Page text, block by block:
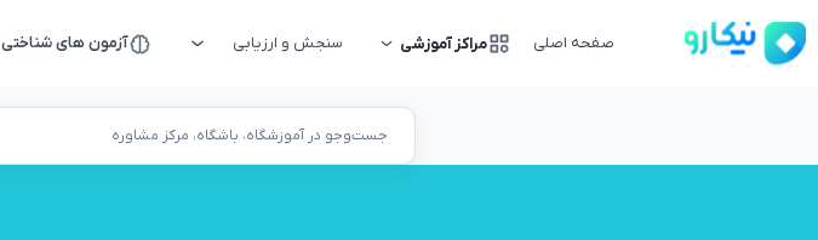
صفحه اصلی مراکز آموزشی سنجش و ارزیابی آزمون های شناختی
جست‌وجو در آموزشگاه، باشگاه، مرکز مشاوره